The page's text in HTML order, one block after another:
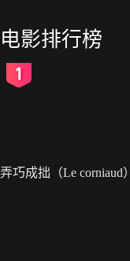
电影排行榜
弄巧成拙（Le corniaud）